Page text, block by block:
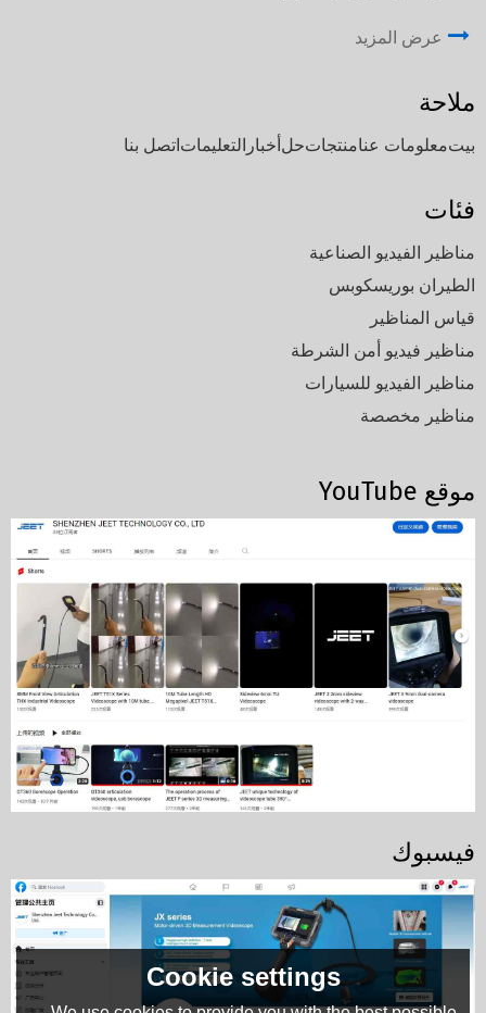
عرض المزيد
ملاحة
بيتمعلومات عنامنتجاتحلأخبار التعليماتاتصل بنا
فئات
مناظير الفيديو الصناعية
الطيران بوريسكوبس
قياس المناظير
مناظير فيديو أمن الشرطة
مناظير الفيديو للسيارات
مناظير مخصصة
موقع YouTube
فيسبوك
Cookie settings